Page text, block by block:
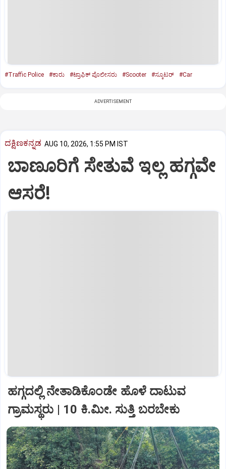
#Traffic Police #ಕಾರು #ಟ್ರಾಫಿಕ್‌ ಪೊಲೀಸರು #Scooter #ಸ್ಕೂಟರ್‌ #Car
ADVERTISEMENT
ದಕ್ಷಿಣಕನ್ನಡ AUG 10, 2026, 1:55 PM IST
ಬಾಣೂರಿಗೆ ಸೇತುವೆ ಇಲ್ಲ ಹಗ್ಗವೇ
ಆಸರೆ!
ಹಗ್ಗದಲ್ಲಿ ನೇತಾಡಿಕೊಂಡೇ ಹೊಳೆ ದಾಟುವ
ಗ್ರಾಮಸ್ಥರು | 10 ಕಿ.ಮೀ. ಸುತ್ತಿ ಬರಬೇಕು